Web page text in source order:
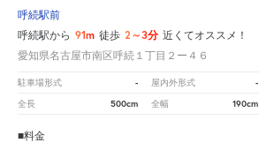
呼続駅前
呼続駅から 91m 徒歩 2～3分 近くてオススメ！
愛知県名古屋市南区呼続１丁目２ー４６
駐車場形式 - 屋内外形式 -
全長 500cm 全幅 190cm
■料金